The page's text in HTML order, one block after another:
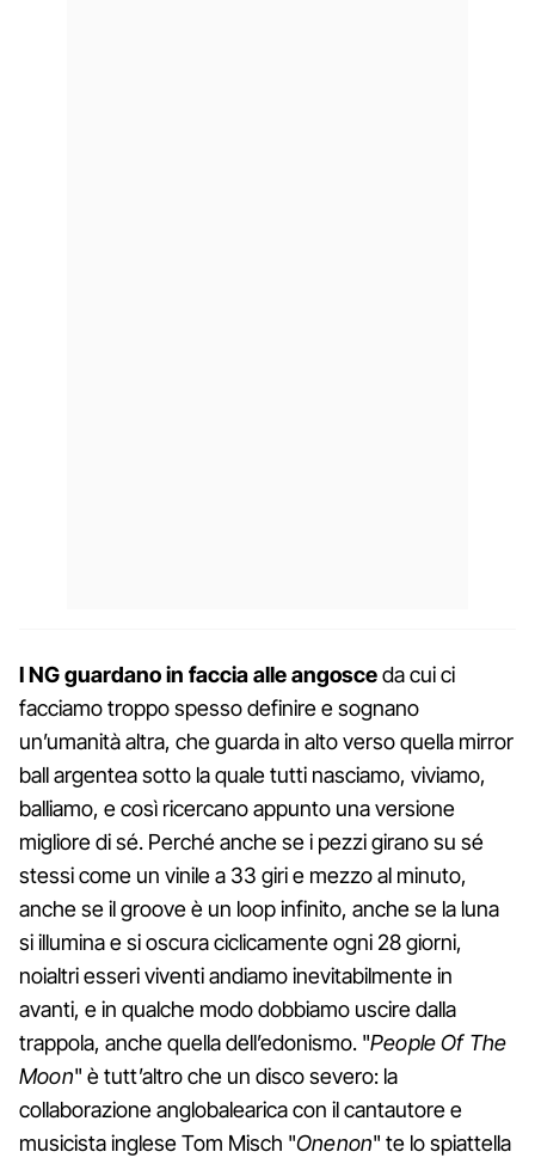
I NG guardano in faccia alle angosceda cui ci
facciamo troppo spesso definire e sognano
un’umanità altra, che guarda in alto verso quella mirror
ball argentea sotto la quale tutti nasciamo, viviamo,
balliamo, e così ricercano appunto una versione
migliore di sé. Perché anche se i pezzi girano su sé
stessi come un vinile a 33 giri e mezzo al minuto,
anche se il groove è un loop infinito, anche se la luna
si illumina e si oscura ciclicamente ogni 28 giorni,
noialtri esseri viventi andiamo inevitabilmente in
avanti, e in qualche modo dobbiamo uscire dalla
trappola, anche quella dell’edonismo. "People Of The
Moon" è tutt’altro che un disco severo: la
collaborazione anglobalearica con il cantautore e
musicista inglese Tom Misch "Onenon" te lo spiattella